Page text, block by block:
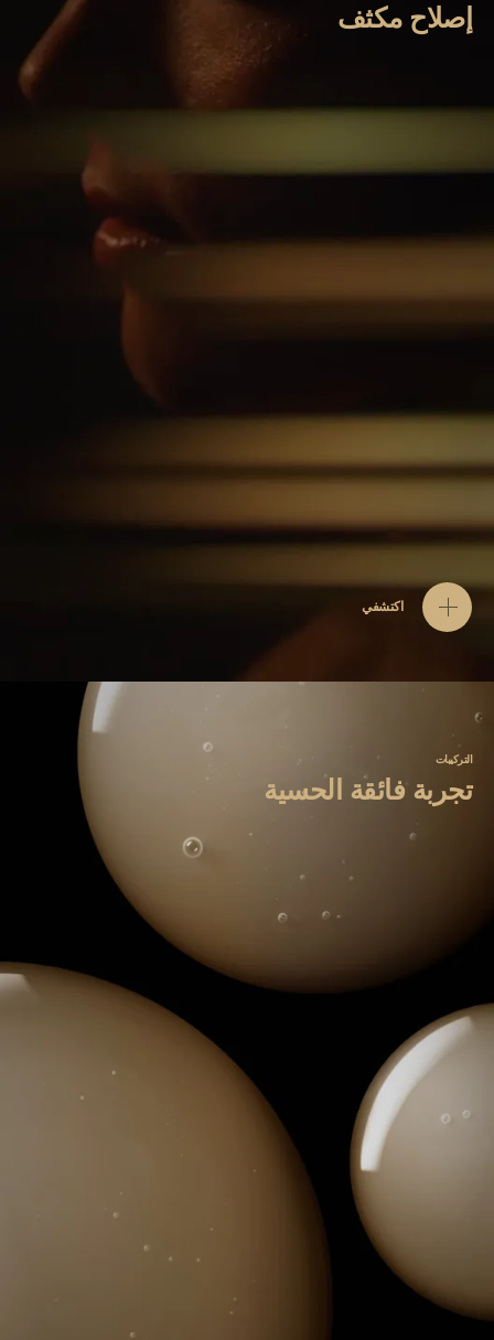
إصلاح مكثف
اكتشفي
التركيبات
تجربة فائقة الحسية